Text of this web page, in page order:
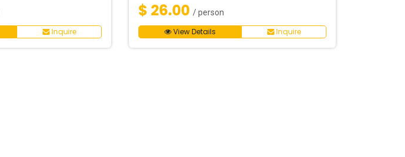
Inquire
$ 26.00 / person
View Details Inquire